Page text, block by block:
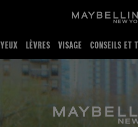
YEUX LÈVRES VISAGE CONSEILS ET